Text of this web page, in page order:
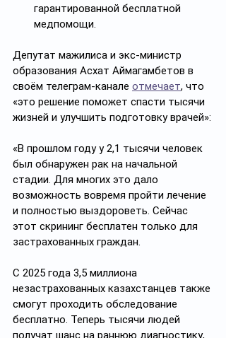
гарантированной бесплатной
медпомощи.
Депутат мажилиса и экс-министр
образования Асхат Аймагамбетов в
своём телеграм-канале отмечает, что
«это решение поможет спасти тысячи
жизней и улучшить подготовку врачей»:
«В прошлом году у 2,1 тысячи человек
был обнаружен рак на начальной
стадии. Для многих это дало
возможность вовремя пройти лечение
и полностью выздороветь. Сейчас
этот скрининг бесплатен только для
застрахованных граждан.
С 2025 года 3,5 миллиона
незастрахованных казахстанцев также
смогут проходить обследование
бесплатно. Теперь тысячи людей
получат шанс на раннюю диагностику,